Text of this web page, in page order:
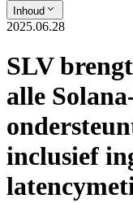
Inhoud
2025.06.28
SLV
alle
inclusief